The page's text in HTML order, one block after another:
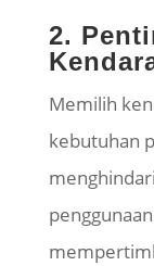
2.
Memilih
kebutuhan